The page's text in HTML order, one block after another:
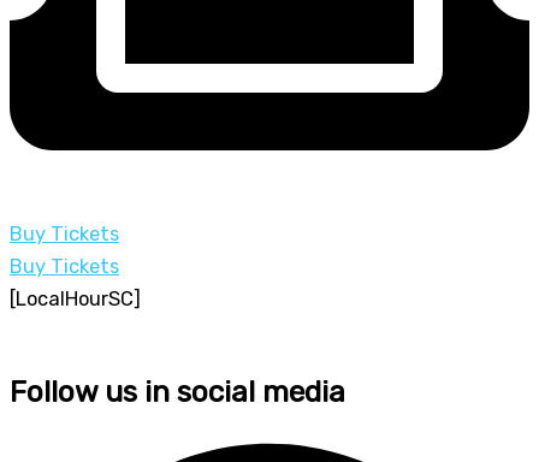
Buy Tickets
Buy Tickets
[LocalHourSC]
Follow us in social media